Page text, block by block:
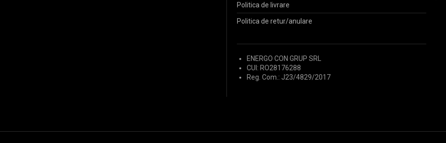
Politica de livrare
Politica de retur/anulare
ENERGO CON GRUP SRL
CUI: RO28176288
Reg. Com.: J23/4829/2017